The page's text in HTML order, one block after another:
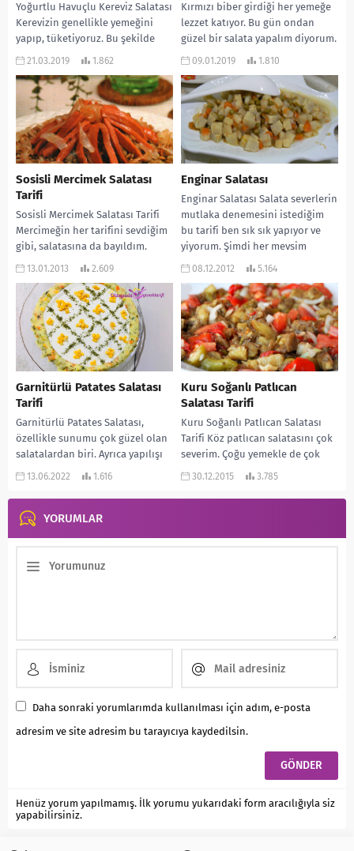
Yoğurtlu Havuçlu Kereviz Salatası
Kerevizin genellikle yemeğini
yapıp, tüketiyoruz. Bu şekilde
çoğu çocuk da tercih etmiyor.
21.03.2019 1.862
Kırmızı biber girdiği her yemeğe
lezzet katıyor. Bu gün ondan
güzel bir salata yapalım diyorum.
Hem...
09.01.2019 1.810
Sosisli Mercimek Salatası
Tarifi
Sosisli Mercimek Salatası Tarifi
Mercimeğin her tarifini sevdiğim
gibi, salatasına da bayıldım.
Sosiste çok yakışmış. Deneyin ve
13.01.2013 2.609
Enginar Salatası
Enginar Salatası Salata severlerin
mutlaka denemesini istediğim
bu tarifi ben sık sık yapıyor ve
yiyorum. Şimdi her mevsim
enginar bulunmasından...
08.12.2012 5.164
Garnitürlü Patates Salatası
Tarifi
Garnitürlü Patates Salatası,
özellikle sunumu çok güzel olan
salatalardan biri. Ayrıca yapılışı
kolay ve çok da lezzetli oluyor.
13.06.2022 1.616
Kuru Soğanlı Patlıcan
Salatası Tarifi
Kuru Soğanlı Patlıcan Salatası
Tarifi Köz patlıcan salatasını çok
severim. Çoğu yemekle de çok
güzel gider… Özellikle de et,
30.12.2015 3.785
YORUMLAR
Daha sonraki yorumlarımda kullanılması için adım, e-posta
adresim ve site adresim bu tarayıcıya kaydedilsin.
Henüz yorum yapılmamış. İlk yorumu yukarıdaki form aracılığıyla siz
yapabilirsiniz.